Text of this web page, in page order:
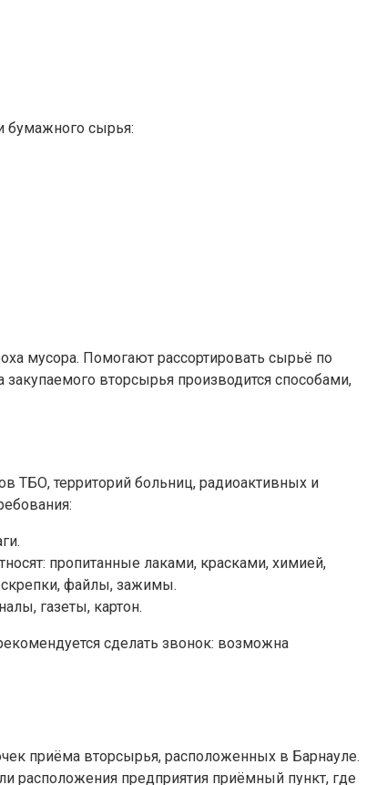
бумажного сырья:
мусора. Помогают рассортировать сырьё по
вторсырья производится способами,
ТБО, территорий больниц, радиоактивных и
пропитанные лаками, красками, химией,
скрепки, файлы, зажимы.
газеты, картон.
сделать звонок: возможна
приёма вторсырья, расположенных в Барнауле.
предприятия приёмный пункт, где